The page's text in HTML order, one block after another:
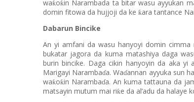
waƙoƙin Narambada ta bitar wasu ayyukan
domin fitowa da hujjoji da ke ƙara tantance
Dabarun Bincike
An yi amfani da wasu hanyoyi domin
bukatar jagora da kuma matashiya daga
burin bincike. Daga cikin hanyoyin da aka
Marigayi Narambaɗa. Waɗannan ayyuka sun ha
waƙoƙin Narambaɗa. An kuma tattauna da
matsayin mutum mai riƙe da al’adu da halaye